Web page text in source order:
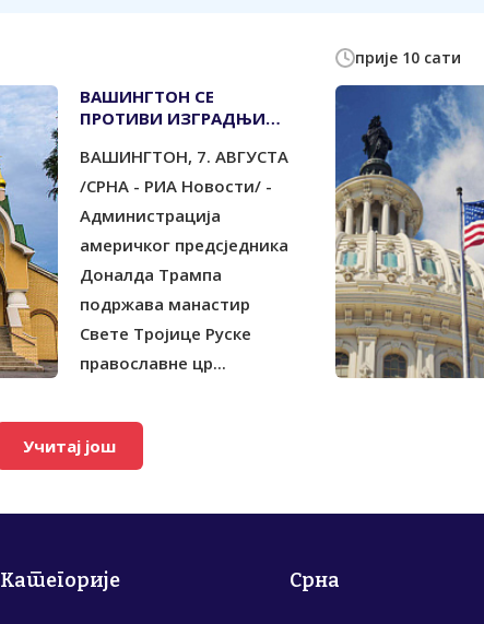
ВАШИНГТОН СЕ
ПРОТИВИ ИЗГРАДЊИ
РУСКОГ МАНАСТИРА
ВАШИНГТОН, 7. АВГУСТА
/СРНА - РИА Новости/ -
Администрација
америчког предсједника
Доналда Трампа
подржава манастир
Свете Тројице Руске
православне цр...
прије 10 сати
Учитај још
Категорије Срна